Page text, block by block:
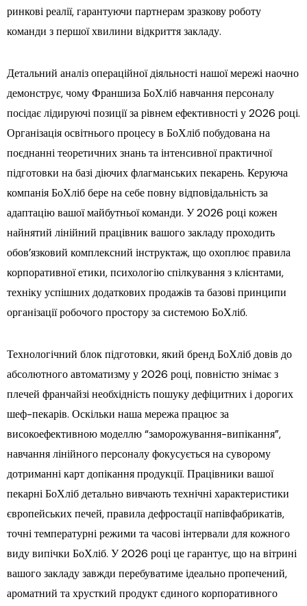
ринкові реалії, гарантуючи партнерам зразкову роботу
команди з першої хвилини відкриття закладу.
Детальний аналіз операційної діяльності нашої мережі наочно
демонструє, чому Франшиза БоХліб навчання персоналу
посідає лідируючі позиції за рівнем ефективності у 2026 році.
Організація освітнього процесу в БоХліб побудована на
поєднанні теоретичних знань та інтенсивної практичної
підготовки на базі діючих флагманських пекарень. Керуюча
компанія БоХліб бере на себе повну відповідальність за
адаптацію вашої майбутньої команди. У 2026 році кожен
найнятий лінійний працівник вашого закладу проходить
обов’язковий комплексний інструктаж, що охоплює правила
корпоративної етики, психологію спілкування з клієнтами,
техніку успішних додаткових продажів та базові принципи
організації робочого простору за системою БоХліб.
Технологічний блок підготовки, який бренд БоХліб довів до
абсолютного автоматизму у 2026 році, повністю знімає з
плечей франчайзі необхідність пошуку дефіцитних і дорогих
шеф-пекарів. Оскільки наша мережа працює за
високоефективною моделлю “заморожування-випікання”,
навчання лінійного персоналу фокусується на суворому
дотриманні карт допікання продукції. Працівники вашої
пекарні БоХліб детально вивчають технічні характеристики
європейських печей, правила дефростації напівфабрикатів,
точні температурні режими та часові інтервали для кожного
виду випічки БоХліб. У 2026 році це гарантує, що на вітрині
вашого закладу завжди перебуватиме ідеально пропечений,
ароматний та хрусткий продукт єдиного корпоративного